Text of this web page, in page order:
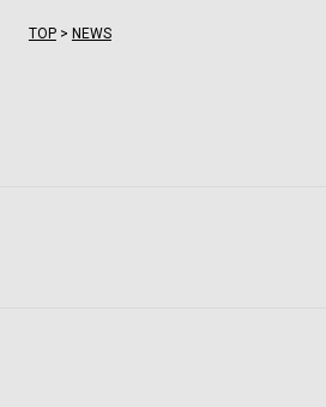
TOP> NEWS